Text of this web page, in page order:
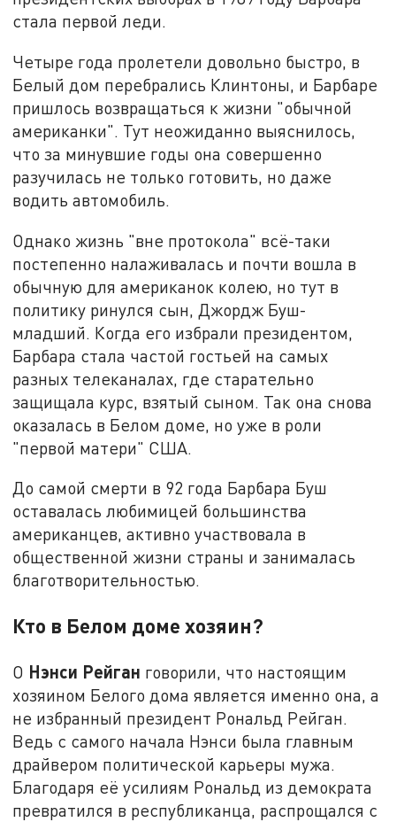
стала первой леди.
Четыре года пролетели довольно быстро, в
Белый дом перебрались Клинтоны, и Барбаре
пришлось возвращаться к жизни "обычной
американки". Тут неожиданно выяснилось,
что за минувшие годы она совершенно
разучилась не только готовить, но даже
водить автомобиль.
Однако жизнь "вне протокола" всё-таки
постепенно налаживалась и почти вошла в
обычную для американок колею, но тут в
политику ринулся сын, Джордж Буш-
младший. Когда его избрали президентом,
Барбара стала частой гостьей на самых
разных телеканалах, где старательно
защищала курс, взятый сыном. Так она снова
оказалась в Белом доме, но уже в роли
"первой матери" США.
До самой смерти в 92 года Барбара Буш
оставалась любимицей большинства
американцев, активно участвовала в
общественной жизни страны и занималась
благотворительностью.
Кто в Белом доме хозяин?
О Нэнси Рейган говорили, что настоящим
хозяином Белого дома является именно она, а
не избранный президент Рональд Рейган.
Ведь с самого начала Нэнси была главным
драйвером политической карьеры мужа.
Благодаря её усилиям Рональд из демократа
превратился в республиканца, распрощался с